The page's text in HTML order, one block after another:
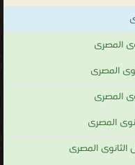
المصرى
المصرى
المصرى
المصرى
الثانوى المصرى